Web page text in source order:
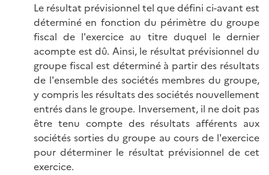
Le résultat prévisionnel tel que défini ci-avant est
déterminé en fonction du périmètre du groupe
fiscal de l'exercice au titre duquel le dernier
acompte est dû. Ainsi, le résultat prévisionnel du
groupe fiscal est déterminé à partir des résultats
de l'ensemble des sociétés membres du groupe,
y compris les résultats des sociétés nouvellement
entrés dans le groupe. Inversement, il ne doit pas
être tenu compte des résultats afférents aux
sociétés sorties du groupe au cours de l'exercice
pour déterminer le résultat prévisionnel de cet
exercice.